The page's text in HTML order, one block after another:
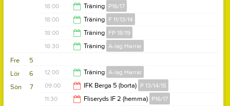
18:30
19:30
18:00 Träning P16/17
19:00
18:00 Träning F 11/13/14
19:30
18:00 Träning FP 18/19
18:30 Träning A-lag Herrar
20:00
5
Fre
6
Lör 12:00 Träning A-lag Herrar
13:30
7
Sön 09:00 IFK Berga 5 (borta) P 13/14/15
11:30 Fliseryds IF 2 (hemma) P16/17